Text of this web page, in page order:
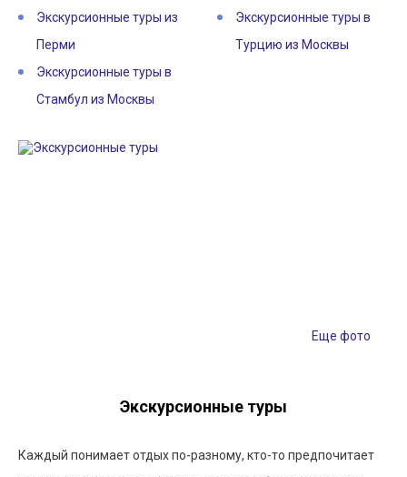
Экскурсионные туры из
Перми
Экскурсионные туры в
Стамбул из Москвы
Экскурсионные туры в
Турцию из Москвы
Еще фото
Экскурсионные туры
Каждый понимает отдых по-разному, кто-то предпочитает